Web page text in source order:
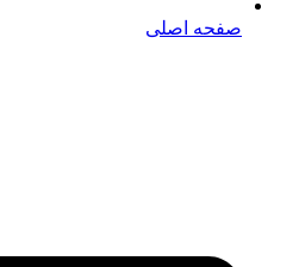
صفحه اصلی